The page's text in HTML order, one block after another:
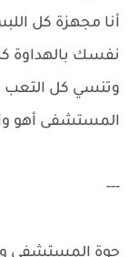
أنا مجهزة كل
نفسك بالهداوة
وتنسي كل التعب
المستشفى أهو
---
جوة المستشفى